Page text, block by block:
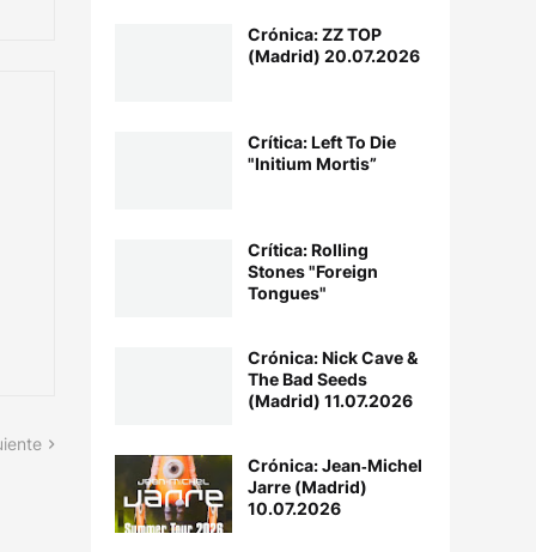
Crónica: ZZ TOP
(Madrid) 20.07.2026
Crítica: Left To Die
"Initium Mortis”
Crítica: Rolling
Stones "Foreign
Tongues"
Crónica: Nick Cave &
The Bad Seeds
(Madrid) 11.07.2026
Crónica: Jean‐Michel
Jarre (Madrid)
10.07.2026